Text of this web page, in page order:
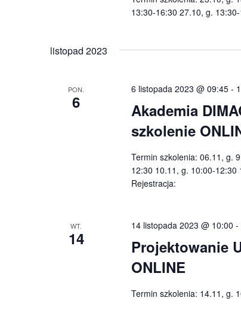
13:30-16:30 27.10, g.
listopad 2023
PON.
6
Akademia
szkolenie
6 listopada 2023 @ 09:45-
Termin szkolenia: 06.11, g.
12:30 10.11, g. 10:00-
Rejestracja:
WT.
14
Projektowanie
ONLINE
14 listopada 2023 @ 10:00 -
Termin szkolenia: 14.11, g.